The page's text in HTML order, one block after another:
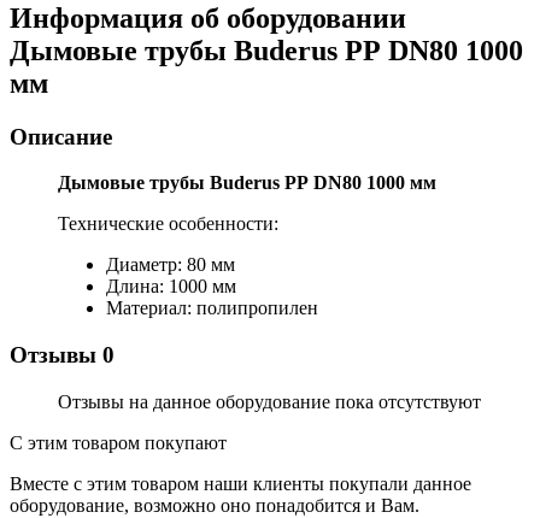
Информация об оборудовании
Дымовые трубы Buderus РР DN80 1000
мм
Описание
Дымовые трубы Buderus РР DN80 1000 мм
Технические особенности:
Диаметр: 80 мм
Длина: 1000 мм
Материал: полипропилен
Отзывы 0
Отзывы на данное оборудование пока отсутствуют
С этим товаром покупают
Вместе с этим товаром наши клиенты покупали данное
оборудование, возможно оно понадобится и Вам.